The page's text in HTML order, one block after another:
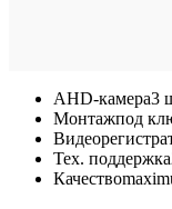
AHD-камера3
Монтажпод
Тех. поддержка
Качество